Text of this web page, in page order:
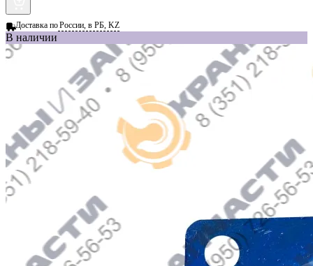
Доставка поРоссии, в РБ, KZ
В наличии